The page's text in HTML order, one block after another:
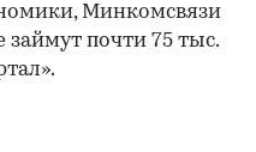
Минкомсвязи
почти 75 тыс.